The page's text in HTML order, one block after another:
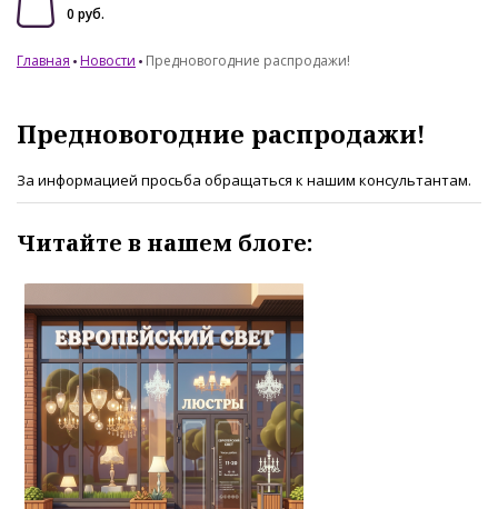
0 руб.
Главная Новости Предновогодние распродажи!
Предновогодние распродажи!
За информацией просьба обращаться к нашим консультантам.
Читайте в нашем блоге: